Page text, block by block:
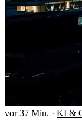
vor 37 Min. · KI &